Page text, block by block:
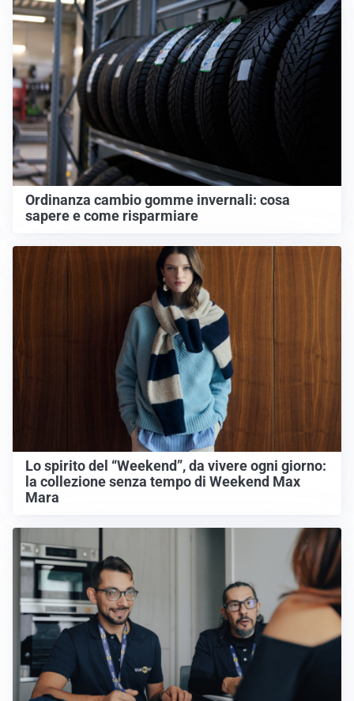
Ordinanza cambio gomme invernali: cosa
sapere e come risparmiare
Lo spirito del “Weekend”, da vivere ogni giorno:
la collezione senza tempo di Weekend Max
Mara